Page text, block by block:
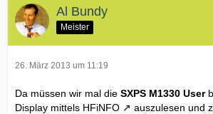
Al Bundy
Meister
26. März 2013 um 11:19
Da müssen wir mal die SXPS M1330 User
Display mittels HFiNFO
auszulesen und